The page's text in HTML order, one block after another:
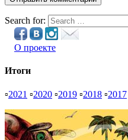
Search for:
О проекте
Итоги
▫2021 ▫2020 ▫2019 ▫2018 ▫2017